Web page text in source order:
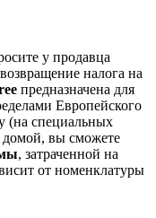
у продавца
налога на
предназначена для
Европейского
(на специальных
вы сможете
, затраченной на
от номенклатуры